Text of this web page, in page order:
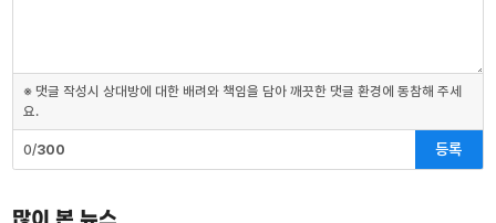
※ 댓글 작성시 상대방에 대한 배려와 책임을 담아 깨끗한 댓글 환경에 동참해 주세
요.
0/300 등록
많이 본 뉴스